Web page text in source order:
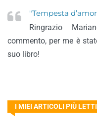
"Tempesta
Ringrazio
commento, per me è
suo libro!
I MIEI ARTICOLI PIÙ